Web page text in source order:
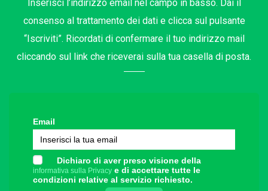
Inserisci l’indirizzo email nel campo in basso. Dai il
consenso al trattamento dei dati e clicca sul pulsante
“Iscriviti”. Ricordati di confermare il tuo indirizzo mail
cliccando sul link che riceverai sulla tua casella di posta.
Email
Dichiaro di aver preso visione della
informativa sulla Privacy e di accettare tutte le
condizioni relative al servizio richiesto.